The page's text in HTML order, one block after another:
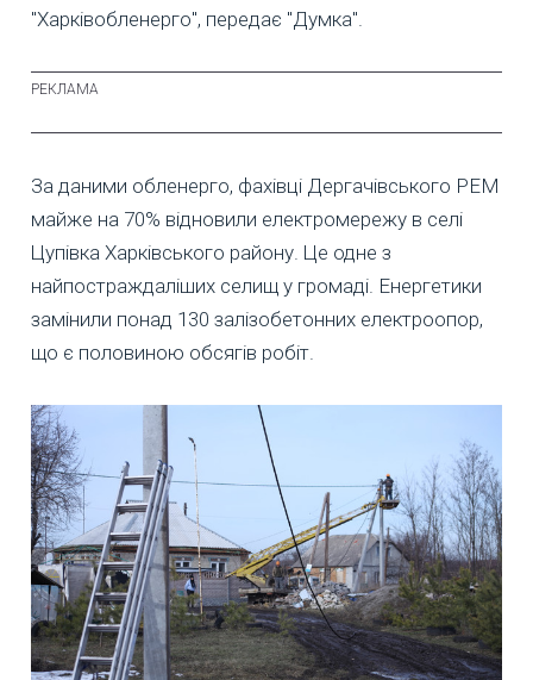
"Харківобленерго", передає "Думка".
За даними обленерго, фахівці Дергачівського РЕМ
майже на 70% відновили електромережу в селі
Цупівка Харківського району. Це одне з
найпостраждаліших селищ у громаді. Енергетики
замінили понад 130 залізобетонних електроопор,
що є половиною обсягів робіт.